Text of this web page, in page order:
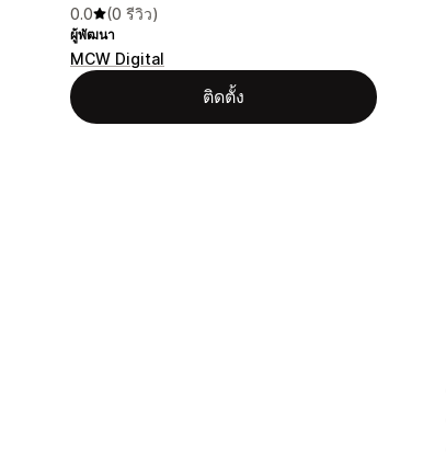
0.0 (0 รีวิว)
ผู้พัฒนา
MCW Digital
ติดตั้ง